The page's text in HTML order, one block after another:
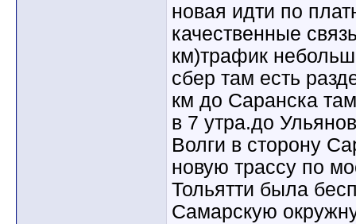
новая идти по
качественные
км)трафик
сбер там есть
км до Саранска
в 7 утра.до
Волги в сторону
новую трассу по
Тольятти была
Самарскую